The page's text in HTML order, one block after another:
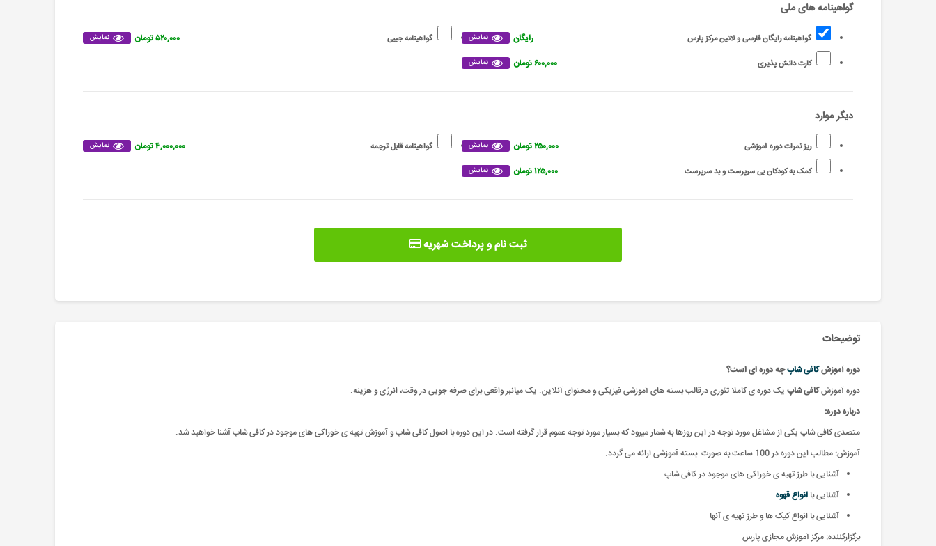
گواهینامه های ملی
گواهینامه رایگان فارسی و لاتین مرکز پارس نمایش رایگان
کارت دانش پذیری نمایش ۶۰۰,۰۰۰ تومان
گواهینامه جیبی نمایش ۵۲۰,۰۰۰ تومان
دیگر موارد
ریز نمرات دوره آموزشی نمایش ۲۵۰,۰۰۰ تومان
کمک به کودکان بی سرپرست و بد سرپرست نمایش ۱۲۵,۰۰۰ تومان
گواهینامه قابل ترجمه نمایش ۴,۰۰۰,۰۰۰ تومان
ثبت نام و پرداخت شهریه
توضیحات
دوره آموزشکافی شاپچه دوره ای است؟
دوره آموزشکافی شاپ یکدوره ی کاملا تئوری درقالب بسته های آموزشی فیزیکی و محتوای آنلاین. یک میانبر واقعی برای صرفه جویی در وقت، انرژی و هزینه.
درباره دوره:
متصدی کافی شاپ یکی از مشاغل مورد توجه در این روزها به شمار میرود که بسیار مورد توجه عموم قرار گرفته است. در این دوره با اصول کافی شاپ و آموزش تهیه ی خوراکی های موجود در کافی شاپ آشنا خواهید شد.
آموزش: مطالب این دوره در 100 ساعت به صورت بسته آموزشی ارائه می گردد
.
آشنایی با طرز تهیه ی خوراکی های موجود در کافی شاپ
آشنایی با انواع قهوه
آشنایی با انواع کیک ها و طرز تهیه ی آنها
برگزارکننده: مرکز آموزش مجازی پارس